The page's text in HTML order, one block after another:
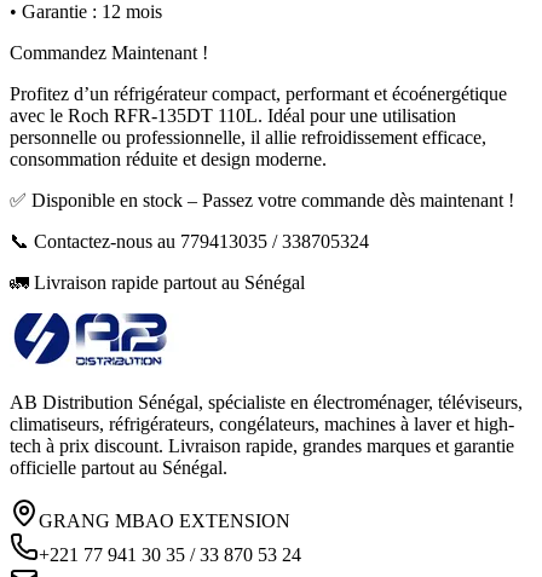
• Garantie : 12 mois
Commandez Maintenant !
Profitez d’un réfrigérateur compact, performant et écoénergétique
avec le Roch RFR-135DT 110L. Idéal pour une utilisation
personnelle ou professionnelle, il allie refroidissement efficace,
consommation réduite et design moderne.
✅ Disponible en stock – Passez votre commande dès maintenant !
📞 Contactez-nous au 779413035 / 338705324
🚛 Livraison rapide partout au Sénégal
AB Distribution Sénégal, spécialiste en électroménager, téléviseurs,
climatiseurs, réfrigérateurs, congélateurs, machines à laver et high-
tech à prix discount. Livraison rapide, grandes marques et garantie
officielle partout au Sénégal.
GRANG MBAO EXTENSION
+221 77 941 30 35 / 33 870 53 24